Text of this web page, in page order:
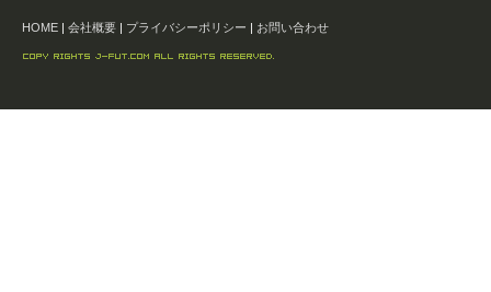
HOME | 会社概要 | プライバシーポリシー | お問い合わせ